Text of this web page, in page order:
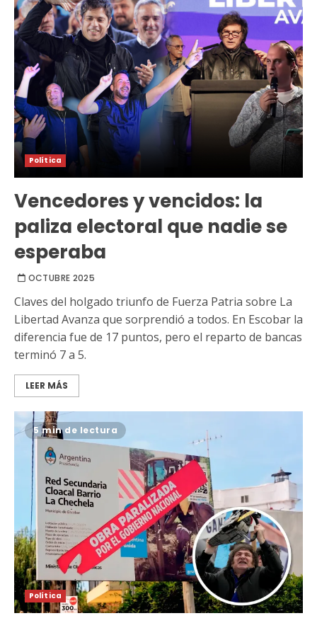
Política
Vencedores y vencidos: la
paliza electoral que nadie se
esperaba
OCTUBRE 2025
Claves del holgado triunfo de Fuerza Patria sobre La
Libertad Avanza que sorprendió a todos. En Escobar la
diferencia fue de 17 puntos, pero el reparto de bancas
terminó 7 a 5.
LEER MÁS
5 min de lectura
Política